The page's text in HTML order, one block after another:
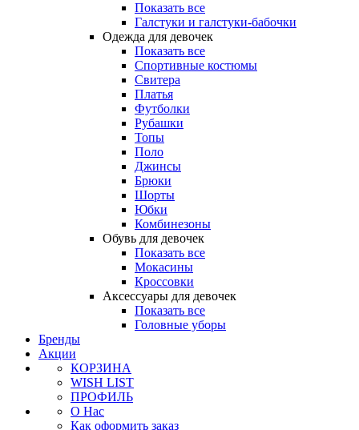
Показать все
Галстуки и галстуки-бабочки
Одежда для девочек
Показать все
Спортивные костюмы
Свитера
Платья
Футболки
Рубашки
Топы
Поло
Джинсы
Брюки
Шорты
Юбки
Комбинезоны
Обувь для девочек
Показать все
Мокасины
Кроссовки
Аксессуары для девочек
Показать все
Головные уборы
Бренды
Акции
КОРЗИНА
WISH LIST
ПРОФИЛЬ
О Нас
Как оформить заказ